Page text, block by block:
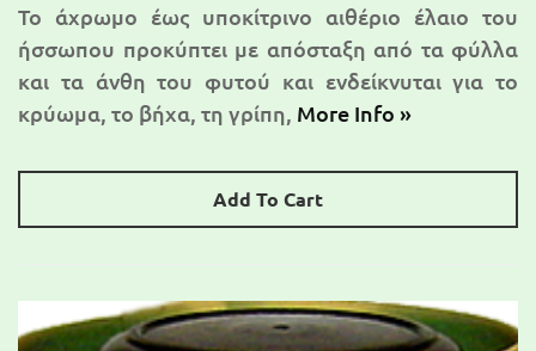
Το άχρωμο έως υποκίτρινο αιθέριο έλαιο του
ήσσωπου προκύπτει με απόσταξη από τα φύλλα
και τα άνθη του φυτού και ενδείκνυται για το
κρύωμα, το βήχα, τη γρίπη, More Info »
Add To Cart